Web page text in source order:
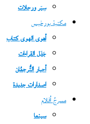
سِيَر ورحلات
مكتبة بورخيس
أهوى الهوى كتاب
جَدَل القراءات
أحبار التُّرجمُان
اصدارات جديدة
مسرحُ أفلام
سينما